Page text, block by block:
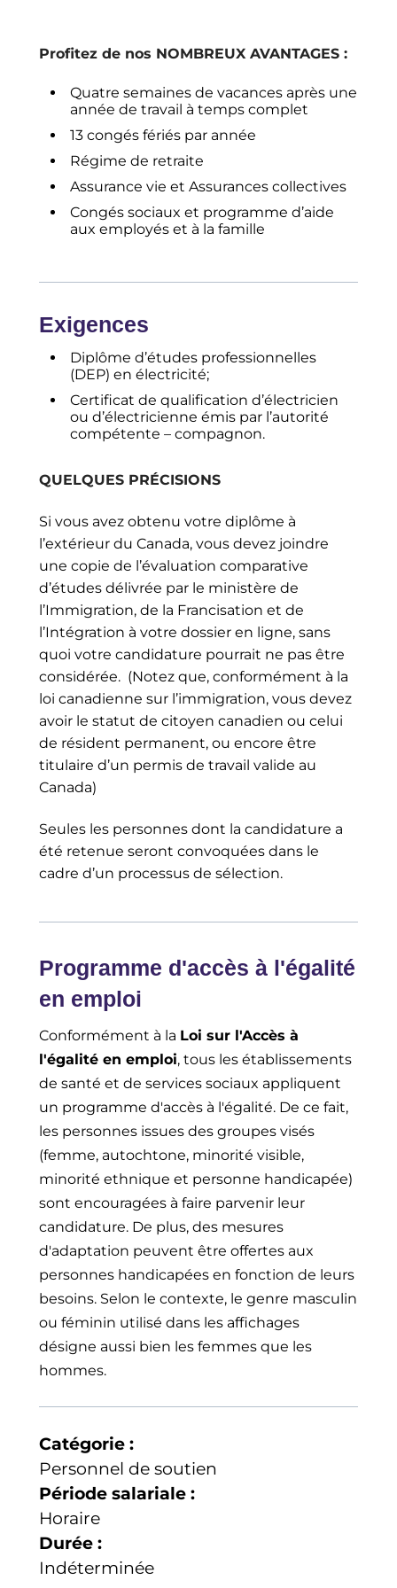
Profitez de nos NOMBREUX AVANTAGES :
Quatre semaines de vacances après une
année de travail à temps complet
13 congés fériés par année
Régime de retraite
Assurance vie et Assurances collectives
Congés sociaux et programme d’aide
aux employés et à la famille
Exigences
Diplôme d’études professionnelles
(DEP) en électricité;
Certificat de qualification d’électricien
ou d’électricienne émis par l’autorité
compétente – compagnon.
QUELQUES PRÉCISIONS
Si vous avez obtenu votre diplôme à
l’extérieur du Canada, vous devez joindre
une copie de l’évaluation comparative
d’études délivrée par le ministère de
l’Immigration, de la Francisation et de
l’Intégration à votre dossier en ligne, sans
quoi votre candidature pourrait ne pas être
considérée. (Notez que, conformément à la
loi canadienne sur l’immigration, vous devez
avoir le statut de citoyen canadien ou celui
de résident permanent, ou encore être
titulaire d’un permis de travail valide au
Canada)
Seules les personnes dont la candidature a
été retenue seront convoquées dans le
cadre d’un processus de sélection.
Programme d'accès à l'égalité
en emploi
Conformément à la Loi sur l'Accès à
l'égalité en emploi, tous les établissements
de santé et de services sociaux appliquent
un programme d'accès à l'égalité. De ce fait,
les personnes issues des groupes visés
(femme, autochtone, minorité visible,
minorité ethnique et personne handicapée)
sont encouragées à faire parvenir leur
candidature. De plus, des mesures
d'adaptation peuvent être offertes aux
personnes handicapées en fonction de leurs
besoins. Selon le contexte, le genre masculin
ou féminin utilisé dans les affichages
désigne aussi bien les femmes que les
hommes.
Catégorie :
Personnel de soutien
Période salariale :
Horaire
Durée :
Indéterminée